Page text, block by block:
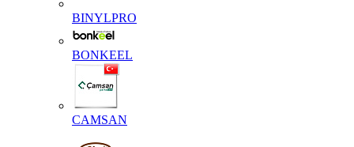
BINYLPRO
BONKEEL
CAMSAN